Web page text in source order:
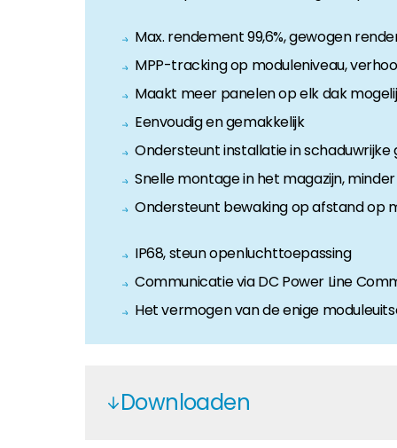
Als u op zoek bent naar belangrijke product- en
Max. rendement 99,6%, gewogen
MPP-tracking op moduleniveau,
Maakt meer panelen op elk dak
Eenvoudig en gemakkelijk
Ondersteunt installatie in
Snelle montage in het magazijn,
Ondersteunt bewaking op afstand op
IP68, steun openluchttoepassing
Communicatie via DC Power Line
Het vermogen van de enige
Downloaden